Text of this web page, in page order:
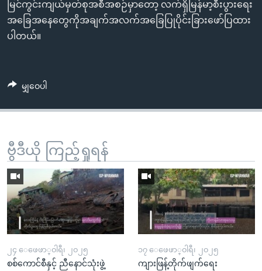
သို့
ကျော်
မြင်ကွင်းကျယ်မှတ်စုအစီအစဉ်မှာတော့ လက်ရှိမြန်မာ့စီးပွားရေး
အခြေအနေတွေကိုအချက်အလက်အခြေပြုပိုင်းခြားဖော်ပြထား
ပါတယ်။
မျှဝေပါ
ဗွီဒီယို ကြည့်ရှုရန်
၂၄ ေဖေဖာ္၀ါရီ၊ ၂၀၂၅
စစ်ကောင်စီနှင့် ညီနောင်သုံးဖွဲ့
၁၇ ေဖေဖာ္၀ါရီ၊ ၂၀၂၅
ကျားဖြန့်တိုက်ဖျက်ရေး